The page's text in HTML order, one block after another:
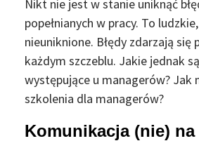
Nikt nie jest w stanie uniknąć
popełnianych w pracy. To
nieuniknione. Błędy zdarzają się
każdym szczeblu. Jakie jednak
występujące u managerów? Jak
szkolenia dla managerów?
Komunikacja (nie)